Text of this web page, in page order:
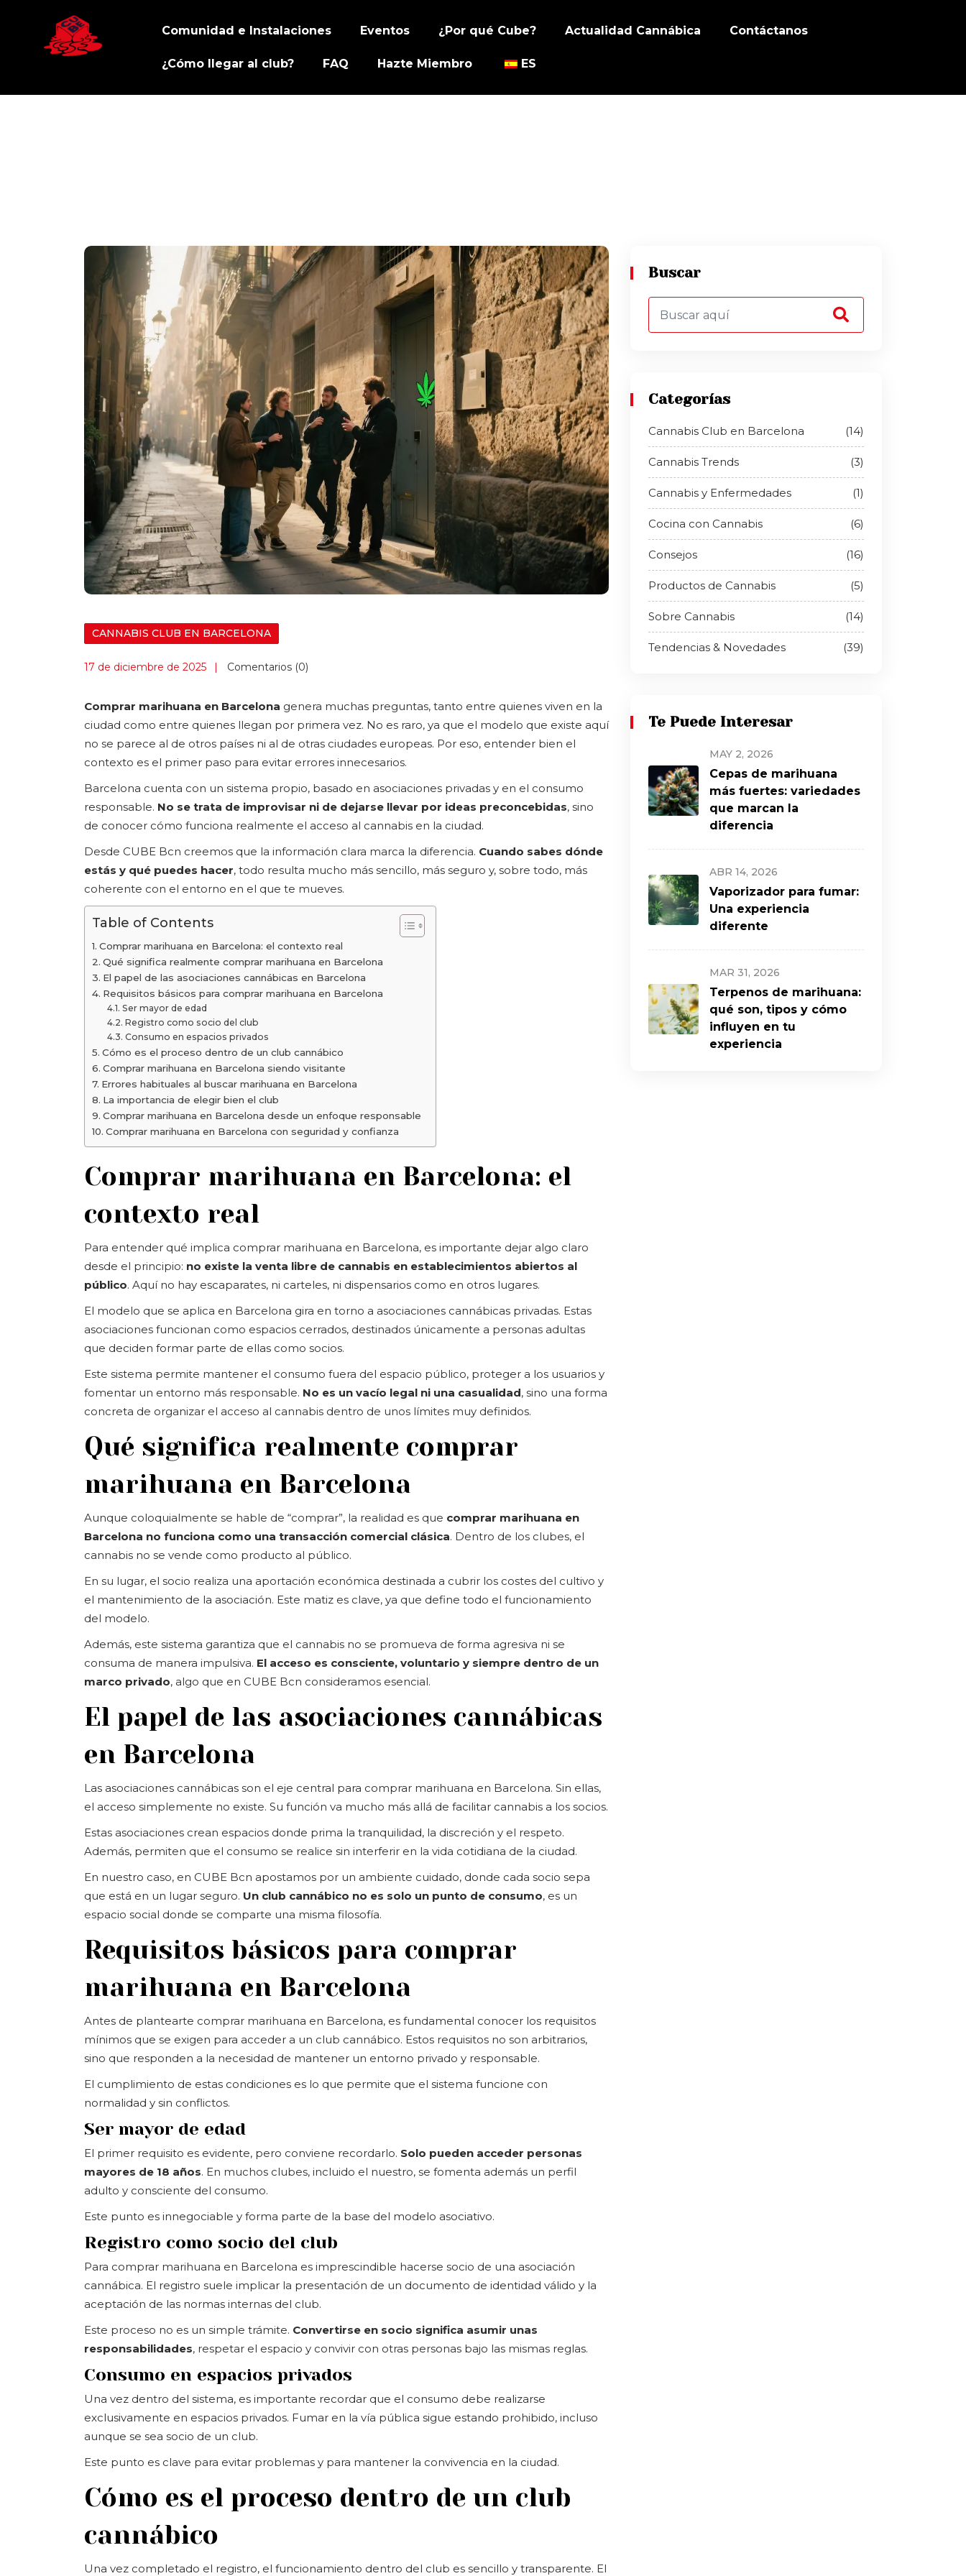
Comunidad e Instalaciones Eventos ¿Por qué Cube? Actualidad Cannábica Contáctanos
¿Cómo llegar al club? FAQ Hazte Miembro ES
CANNABIS CLUB EN BARCELONA
17 de diciembre de 2025 Comentarios (0)
Comprar marihuana en Barcelona genera muchas preguntas, tanto entre quienes viven en la
ciudad como entre quienes llegan por primera vez. No es raro, ya que el modelo que existe aquí
no se parece al de otros países ni al de otras ciudades europeas. Por eso, entender bien el
contexto es el primer paso para evitar errores innecesarios.
Barcelona cuenta con un sistema propio, basado en asociaciones privadas y en el consumo
responsable. No se trata de improvisar ni de dejarse llevar por ideas preconcebidas, sino
de conocer cómo funciona realmente el acceso al cannabis en la ciudad.
Desde CUBE Bcn creemos que la información clara marca la diferencia. Cuando sabes dónde
estás y qué puedes hacer, todo resulta mucho más sencillo, más seguro y, sobre todo, más
coherente con el entorno en el que te mueves.
Table of Contents
Comprar marihuana en Barcelona: el contexto real
Qué significa realmente comprar marihuana en Barcelona
El papel de las asociaciones cannábicas en Barcelona
Requisitos básicos para comprar marihuana en Barcelona
Ser mayor de edad
Registro como socio del club
Consumo en espacios privados
Cómo es el proceso dentro de un club cannábico
Comprar marihuana en Barcelona siendo visitante
Errores habituales al buscar marihuana en Barcelona
La importancia de elegir bien el club
Comprar marihuana en Barcelona desde un enfoque responsable
Comprar marihuana en Barcelona con seguridad y confianza
Comprar marihuana en Barcelona: el
contexto real
Para entender qué implica comprar marihuana en Barcelona, es importante dejar algo claro
desde el principio: no existe la venta libre de cannabis en establecimientos abiertos al
público. Aquí no hay escaparates, ni carteles, ni dispensarios como en otros lugares.
El modelo que se aplica en Barcelona gira en torno a asociaciones cannábicas privadas. Estas
asociaciones funcionan como espacios cerrados, destinados únicamente a personas adultas
que deciden formar parte de ellas como socios.
Este sistema permite mantener el consumo fuera del espacio público, proteger a los usuarios y
fomentar un entorno más responsable. No es un vacío legal ni una casualidad, sino una forma
concreta de organizar el acceso al cannabis dentro de unos límites muy definidos.
Qué significa realmente comprar
marihuana en Barcelona
Aunque coloquialmente se hable de “comprar”, la realidad es que comprar marihuana en
Barcelona no funciona como una transacción comercial clásica. Dentro de los clubes, el
cannabis no se vende como producto al público.
En su lugar, el socio realiza una aportación económica destinada a cubrir los costes del cultivo y
el mantenimiento de la asociación. Este matiz es clave, ya que define todo el funcionamiento
del modelo.
Además, este sistema garantiza que el cannabis no se promueva de forma agresiva ni se
consuma de manera impulsiva. El acceso es consciente, voluntario y siempre dentro de un
marco privado, algo que en CUBE Bcn consideramos esencial.
El papel de las asociaciones cannábicas
en Barcelona
Las asociaciones cannábicas son el eje central para comprar marihuana en Barcelona. Sin ellas,
el acceso simplemente no existe. Su función va mucho más allá de facilitar cannabis a los socios.
Estas asociaciones crean espacios donde prima la tranquilidad, la discreción y el respeto.
Además, permiten que el consumo se realice sin interferir en la vida cotidiana de la ciudad.
En nuestro caso, en CUBE Bcn apostamos por un ambiente cuidado, donde cada socio sepa
que está en un lugar seguro. Un club cannábico no es solo un punto de consumo, es un
espacio social donde se comparte una misma filosofía.
Requisitos básicos para comprar
marihuana en Barcelona
Antes de plantearte comprar marihuana en Barcelona, es fundamental conocer los requisitos
mínimos que se exigen para acceder a un club cannábico. Estos requisitos no son arbitrarios,
sino que responden a la necesidad de mantener un entorno privado y responsable.
El cumplimiento de estas condiciones es lo que permite que el sistema funcione con
normalidad y sin conflictos.
Ser mayor de edad
El primer requisito es evidente, pero conviene recordarlo. Solo pueden acceder personas
mayores de 18 años. En muchos clubes, incluido el nuestro, se fomenta además un perfil
adulto y consciente del consumo.
Este punto es innegociable y forma parte de la base del modelo asociativo.
Registro como socio del club
Para comprar marihuana en Barcelona es imprescindible hacerse socio de una asociación
cannábica. El registro suele implicar la presentación de un documento de identidad válido y la
aceptación de las normas internas del club.
Este proceso no es un simple trámite. Convertirse en socio significa asumir unas
responsabilidades, respetar el espacio y convivir con otras personas bajo las mismas reglas.
Consumo en espacios privados
Una vez dentro del sistema, es importante recordar que el consumo debe realizarse
exclusivamente en espacios privados. Fumar en la vía pública sigue estando prohibido, incluso
aunque se sea socio de un club.
Este punto es clave para evitar problemas y para mantener la convivencia en la ciudad.
Cómo es el proceso dentro de un club
cannábico
Una vez completado el registro, el funcionamiento dentro del club es sencillo y transparente. El
Buscar
Categorías
Cannabis Club en Barcelona (14)
Cannabis Trends (3)
Cannabis y Enfermedades (1)
Cocina con Cannabis (6)
Consejos (16)
Productos de Cannabis (5)
Sobre Cannabis (14)
Tendencias & Novedades (39)
Te Puede Interesar
MAY 2, 2026
Cepas de marihuana
más fuertes: variedades
que marcan la
diferencia
ABR 14, 2026
Vaporizador para fumar:
Una experiencia
diferente
MAR 31, 2026
Terpenos de marihuana:
qué son, tipos y cómo
influyen en tu
experiencia